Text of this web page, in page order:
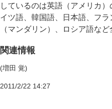
しているのは英語（アメリカ
イツ語、韓国語、日本語、フ
（マンダリン）、ロシア語など
関連情報
(増田 覚)
2011/2/22 14:27